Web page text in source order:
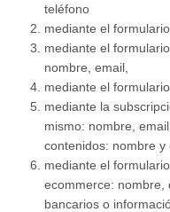
teléfono
mediante el
mediante el
nombre, email,
mediante el
mediante la
mismo: nombre,
contenidos: nombre y
mediante el
ecommerce: nombre,
bancarios o